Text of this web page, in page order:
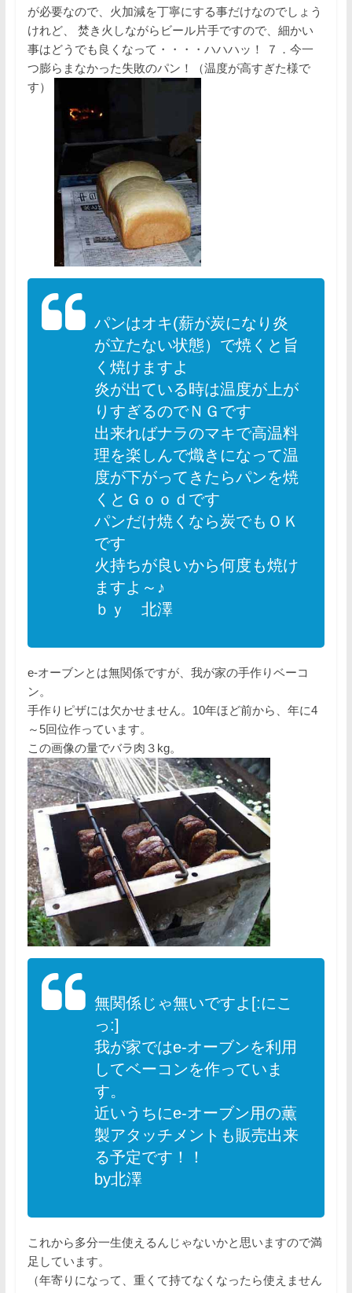
が必要なので、火加減を丁寧にする事だけなのでしょう
けれど、 焚き火しながらビール片手ですので、細かい
事はどうでも良くなって・・・・ハハハッ！ ７．今一
つ膨らまなかった失敗のパン！（温度が高すぎた様で
す）
パンはオキ(薪が炭になり炎
が立たない状態）で焼くと旨
く焼けますよ
炎が出ている時は温度が上が
りすぎるのでＮＧです
出来ればナラのマキで高温料
理を楽しんで熾きになって温
度が下がってきたらパンを焼
くとＧｏｏｄです
パンだけ焼くなら炭でもＯＫ
です
火持ちが良いから何度も焼け
ますよ～♪
ｂｙ 北澤
e-オーブンとは無関係ですが、我が家の手作りベーコ
ン。
手作りピザには欠かせません。10年ほど前から、年に4
～5回位作っています。
この画像の量でバラ肉３kg。
無関係じゃ無いですよ[:にこ
っ:]
我が家ではe-オーブンを利用
してベーコンを作っていま
す。
近いうちにe-オーブン用の薫
製アタッチメントも販売出来
る予定です！！
by北澤
これから多分一生使えるんじゃないかと思いますので満
足しています。
（年寄りになって、重くて持てなくなったら使えません